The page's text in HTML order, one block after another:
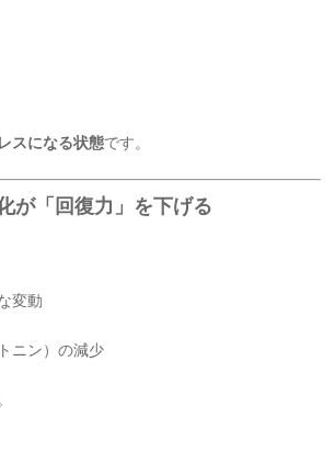
スになる状態です。
が「回復力」を下げる
変動
ニン）の減少